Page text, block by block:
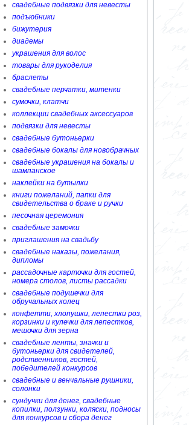
свадебные подвязки для невесты
подъюбники
бижутерия
диадемы
украшения для волос
товары для рукоделия
браслеты
свадебные перчатки, митенки
сумочки, клатчи
коллекции свадебных аксессуаров
подвязки для невесты
свадебные бутоньерки
свадебные бокалы для новобрачных
свадебные украшения на бокалы и
шампанское
наклейки на бутылки
книги пожеланий, папки для
свидетельства о браке и ручки
песочная церемония
свадебные замочки
приглашения на свадьбу
свадебные наказы, пожелания,
дипломы
рассадочные карточки для гостей,
номера столов, листы рассадки
свадебные подушечки для
обручальных колец
конфетти, хлопушки, лепестки роз,
корзинки и кулечки для лепестков,
мешочки для зерна
свадебные ленты, значки и
бутоньерки для свидетелей,
родственников, гостей,
победителей конкурсов
свадебные и венчальные рушники,
солонки
сундучки для денег, свадебные
копилки, ползунки, коляски, подносы
для конкурсов и сбора денег